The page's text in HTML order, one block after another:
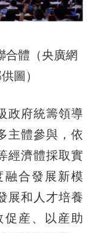
合體（央廣網
圖）
府統籌領導
主體參與，依
經濟體採取實
合發展新模
展和人才培養
産、以産助